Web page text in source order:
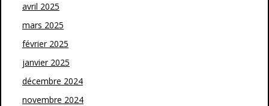
avril 2025
mars 2025
février 2025
janvier 2025
décembre 2024
novembre 2024